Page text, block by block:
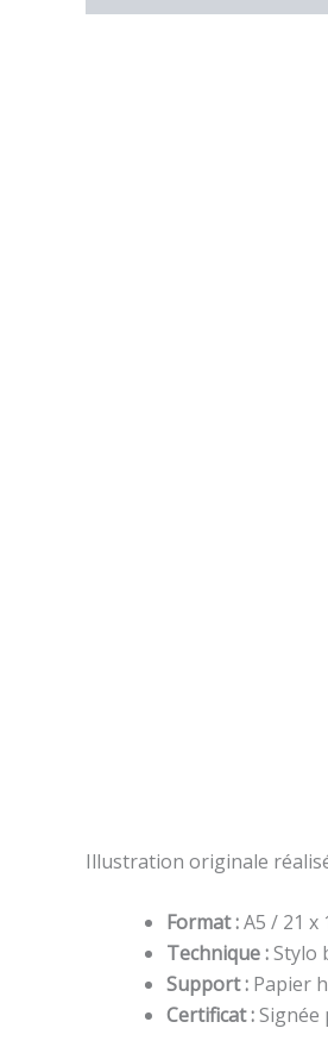
Illustration originale
Format :A5 / 21 x
Technique :Stylo
Support : Papier
Certificat :Signée